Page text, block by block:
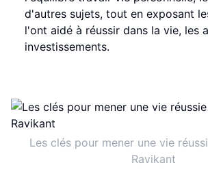
d'autres sujets, tout en exposant
l'ont aidé à réussir dans la vie, les
investissements.
Les clés pour mener une vie
Ravikant